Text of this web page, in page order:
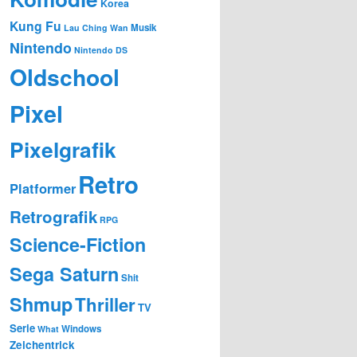
Korea
Kung Fu Lau Ching Wan Musik
Nintendo Nintendo DS
Oldschool
Pixel
Pixelgrafik
Platformer Retro
Retrografik RPG
Science-Fiction
Sega Saturn Shit
ShmupThrillerTV
Serie What Windows
Zeichentrick